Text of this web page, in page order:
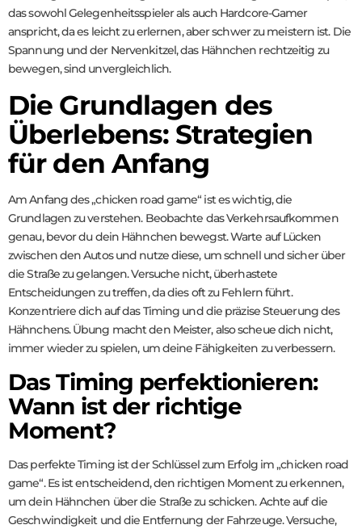
das sowohl Gelegenheitsspieler als auch Hardcore-Gamer
anspricht, da es leicht zu erlernen, aber schwer zu meistern ist. Die
Spannung und der Nervenkitzel, das Hähnchen rechtzeitig zu
bewegen, sind unvergleichlich.
Die Grundlagen des
Überlebens: Strategien
für den Anfang
Am Anfang des „chicken road game“ ist es wichtig, die
Grundlagen zu verstehen. Beobachte das Verkehrsaufkommen
genau, bevor du dein Hähnchen bewegst. Warte auf Lücken
zwischen den Autos und nutze diese, um schnell und sicher über
die Straße zu gelangen. Versuche nicht, überhastete
Entscheidungen zu treffen, da dies oft zu Fehlern führt.
Konzentriere dich auf das Timing und die präzise Steuerung des
Hähnchens. Übung macht den Meister, also scheue dich nicht,
immer wieder zu spielen, um deine Fähigkeiten zu verbessern.
Das Timing perfektionieren:
Wann ist der richtige
Moment?
Das perfekte Timing ist der Schlüssel zum Erfolg im „chicken road
game“. Es ist entscheidend, den richtigen Moment zu erkennen,
um dein Hähnchen über die Straße zu schicken. Achte auf die
Geschwindigkeit und die Entfernung der Fahrzeuge. Versuche,